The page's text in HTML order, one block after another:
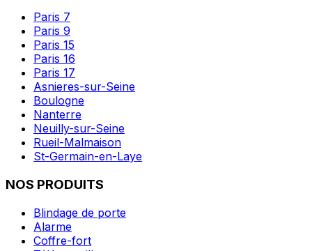
Paris 7
Paris 9
Paris 15
Paris 16
Paris 17
Asnieres-sur-Seine
Boulogne
Nanterre
Neuilly-sur-Seine
Rueil-Malmaison
St-Germain-en-Laye
NOS PRODUITS
Blindage de porte
Alarme
Coffre-fort